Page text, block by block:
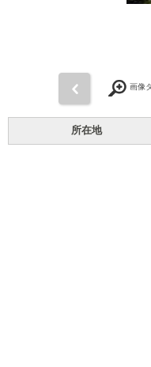
画像
所在地